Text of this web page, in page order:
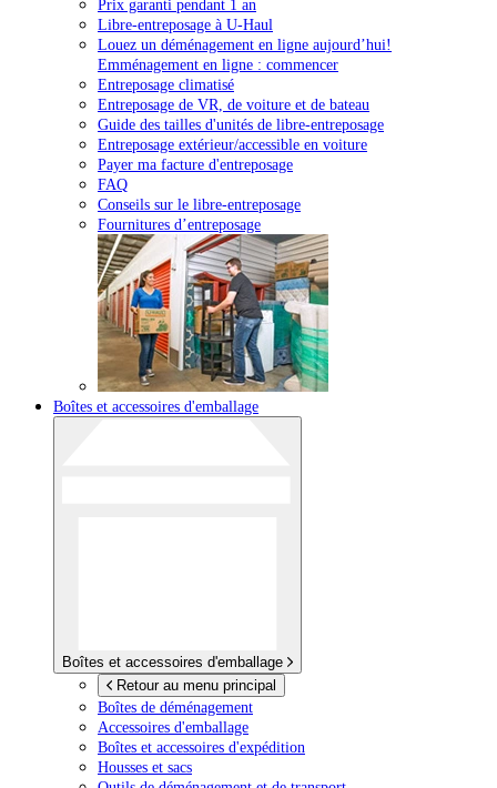
Prix garanti pendant 1 an
Libre-entreposage à U-Haul
Louez un déménagement en ligne aujourd’hui!
Emménagement en ligne : commencer
Entreposage climatisé
Entreposage de VR, de voiture et de bateau
Guide des tailles d'unités de libre-entreposage
Entreposage extérieur/accessible en voiture
Payer ma facture d'entreposage
FAQ
Conseils sur le libre-entreposage
Fournitures d’entreposage
Boîtes et accessoires d'emballage
Boîtes et accessoires d'emballage
Retour au menu principal
Boîtes de déménagement
Accessoires d'emballage
Boîtes et accessoires d'expédition
Housses et sacs